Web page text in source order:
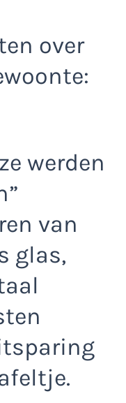
over
werden
van
glas,